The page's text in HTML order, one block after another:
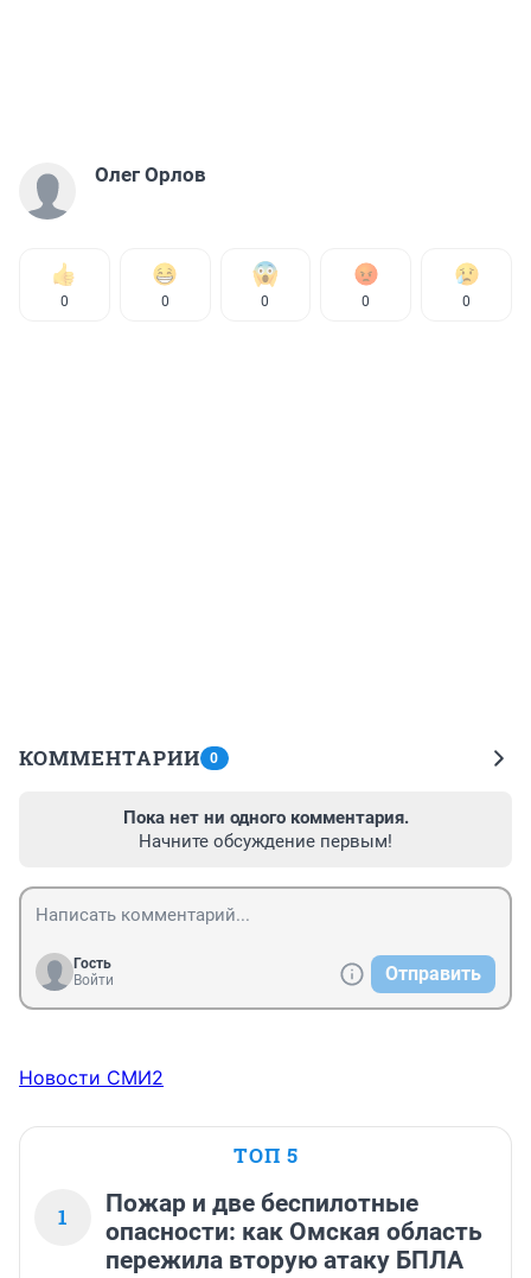
Олег Орлов
0 0 0 0 0
КОММЕНТАРИИ 0
Пока нет ни одного комментария.
Начните обсуждение первым!
Гость
Войти
Отправить
Новости СМИ2
ТОП 5
1
Пожар и две беспилотные
опасности: как Омская область
пережила вторую атаку БПЛА